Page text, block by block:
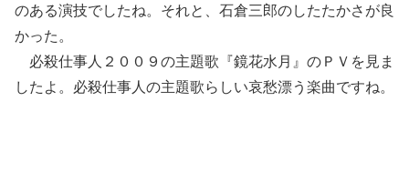
のある演技でしたね。それと、石倉三郎のしたたかさが良
かった。
必殺仕事人２００９の主題歌『鏡花水月』のＰＶを見ま
したよ。必殺仕事人の主題歌らしい哀愁漂う楽曲ですね。